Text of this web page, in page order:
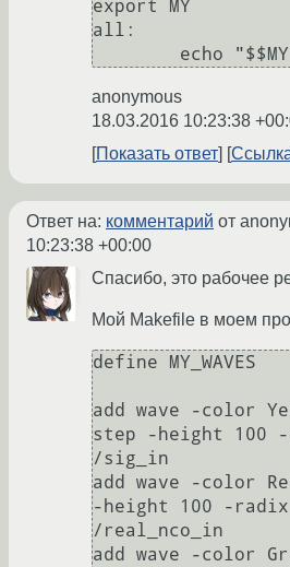
export MY
all:
anonymous
18.03.2016 10:23:38
Показать ответ
Ответ на: комментарий от
10:23:38 +00:00
Спасибо, это рабочее
Мой Makefile в моем
define MY_WAVES
add wave -color
step -height 100
/sig_in
add wave -color
-height 100 -radix
/real_nco_in
add wave -color